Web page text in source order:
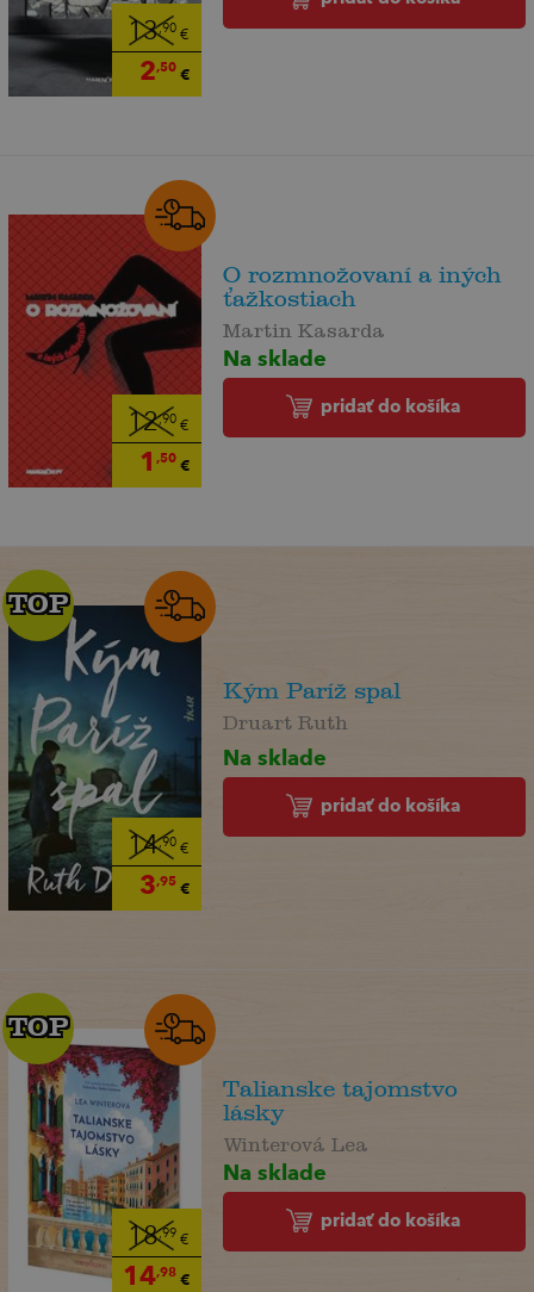
13,90€
2,50€
12,90€
1 ,50€
O rozmnožovaní a iných
ťažkostiach
Martin Kasarda
Na sklade
pridať do košíka
14,90€
3,95€
TOP
TOP
Kým Paríž spal
Druart Ruth
Na sklade
pridať do košíka
18,99 €
14,98€
TOP
TOP
Talianske tajomstvo
lásky
Winterová Lea
Na sklade
pridať do košíka